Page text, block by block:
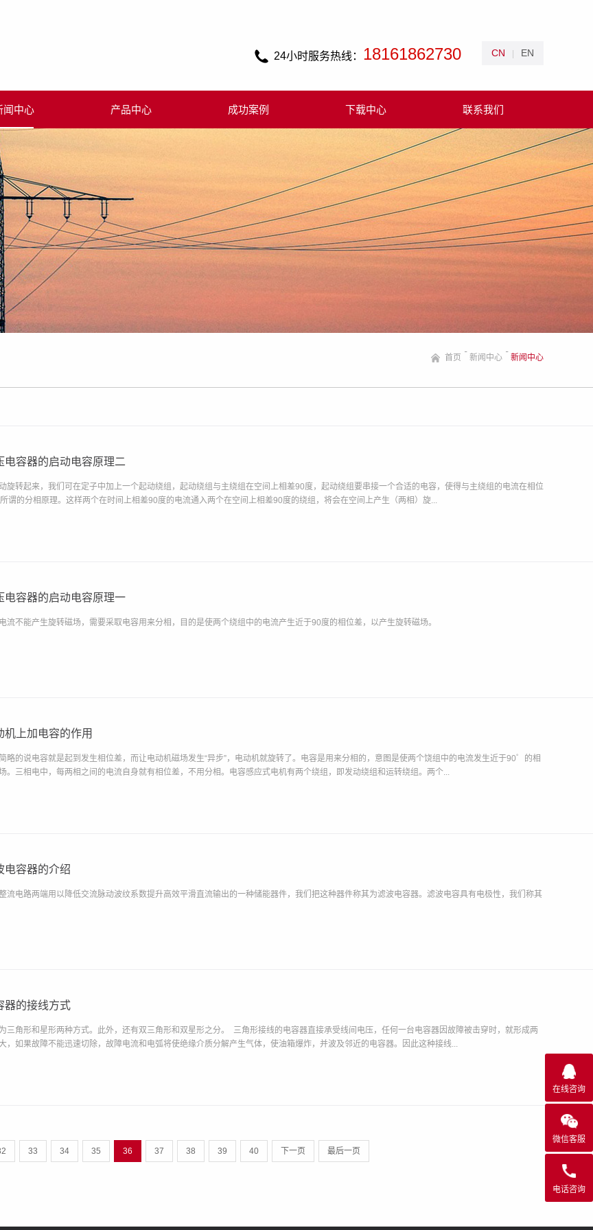
CN EN
24小时服务热线： 18161862730
闻中心 产品中心 成功案例 下载中心 联系我们
首页 新闻中心 新闻中心
电容器的启动电容原理二
旋转起来，我们可在定子中加上一个起动绕组，起动绕组与主绕组在空间上相差90度，起动绕组要串接一个合适的电容，使得与主绕组的电流在相位
谓的分相原理。这样两个在时间上相差90度的电流通入两个在空间上相差90度的绕组，将会在空间上产生（两相）旋...
电容器的启动电容原理一
流不能产生旋转磁场，需要采取电容用来分相，目的是使两个绕组中的电流产生近于90度​的相位差，以产生旋转磁场。
机上加电容的作用
略的说电容就是起到发生相位差，而让电动机磁场发生“异步”，电动机就旋转了。电容是用来分相的，意图是使两个饶组中的电流发生近于90゜的相
。三相电中，每两相之间的电流自身就有相位差，不用分相。电容感应式电机有两个绕组，即发动绕组和运转绕组。两个...
电容器的介绍
流电路两端用以降低交流脉动波纹系数提升高效平滑直流输出的一种储能器件，我们把这种器件称其为滤波电容器。滤波电容具有电极性，我们称其
器的接线方式
三角形和星形两种方式。此外，还有双三角形和双星形之分。 三角形接线的电容器直接承受线间电压，任何一台电容器因故障被击穿时，就形成两
，如果故障不能迅速切除，故障电流和电弧将使绝缘介质分解产生气体，使油箱爆炸，并波及邻近的电容器。因此这种接线...
33 34 35 36 37 38 39 40 下一页 最后一页
在线咨询
微信客服
电话咨询